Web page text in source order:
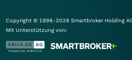
Copyright © 1998-2026 Smartbroker Holding
Mit Unterstützung von: